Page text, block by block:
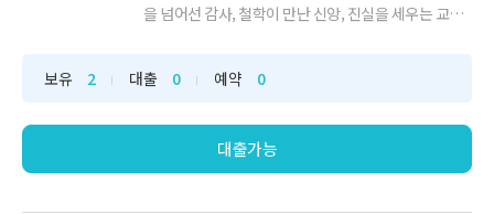
을 넘어선 감사, 철학이 만난 신앙, 진실을 세우는 교육
치는 이야기“무엇이 인간을 인간답게 만드는가?”106
세 철학자 김형석 교수가 완성한 최후의 인간학사랑과
정의, 배려와 감사가 점점 사라져가는 시대다. 서로를
이해하기보다 판단하고, 공감보다 효율을 앞세...
보유 2 대출 0 예약 0
대출가능